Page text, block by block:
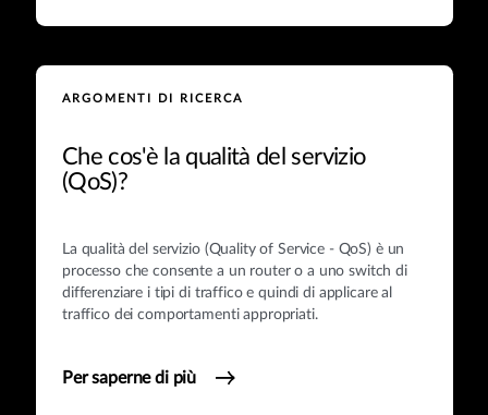
ARGOMENTI DI RICERCA
Che cos'è la qualità del servizio
(QoS)?
La qualità del servizio (Quality of Service - QoS) è un
processo che consente a un router o a uno switch di
differenziare i tipi di traffico e quindi di applicare al
traffico dei comportamenti appropriati.
Per saperne di più